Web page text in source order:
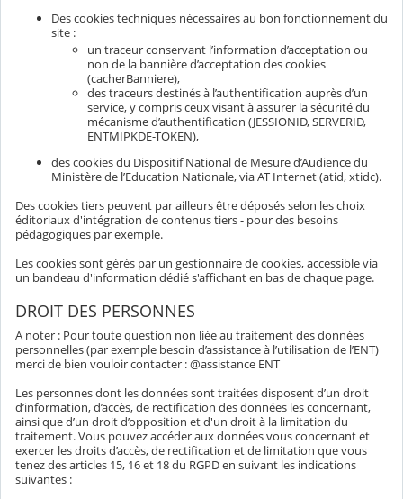
Des cookies techniques nécessaires au bon fonctionnement du
site :
un traceur conservant l’information d’acceptation ou
non de la bannière d’acceptation des cookies
(cacherBanniere),
des traceurs destinés à l’authentification auprès d’un
service, y compris ceux visant à assurer la sécurité du
mécanisme d’authentification (JESSIONID, SERVERID,
ENTMIPKDE-TOKEN),
des cookies du Dispositif National de Mesure d’Audience du
Ministère de l’Education Nationale, via AT Internet (atid, xtidc).
Des cookies tiers peuvent par ailleurs être déposés selon les choix
éditoriaux d'intégration de contenus tiers - pour des besoins
pédagogiques par exemple.
Les cookies sont gérés par un gestionnaire de cookies, accessible via
un bandeau d'information dédié s'affichant en bas de chaque page.
DROIT DES PERSONNES
A noter : Pour toute question non liée au traitement des données
personnelles (par exemple besoin d’assistance à l’utilisation de l’ENT)
merci de bien vouloir contacter : @assistance ENT
Les personnes dont les données sont traitées disposent d’un droit
d’information, d’accès, de rectification des données les concernant,
ainsi que d’un droit d’opposition et d'un droit à la limitation du
traitement. Vous pouvez accéder aux données vous concernant et
exercer les droits d’accès, de rectification et de limitation que vous
tenez des articles 15, 16 et 18 du RGPD en suivant les indications
suivantes :